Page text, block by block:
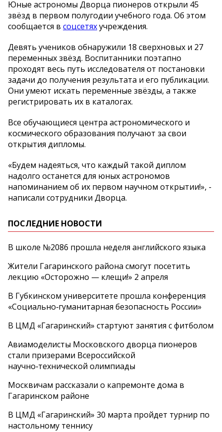
Юные астрономы Дворца пионеров открыли 45
звёзд в первом полугодии учебного года. Об этом
сообщается в соцсетяхучреждения.
Девять учеников обнаружили 18 сверхновых и 27
переменных звёзд. Воспитанники поэтапно
проходят весь путь исследователя от постановки
задачи до получения результата и его публикации.
Они умеют искать переменные звёзды, а также
регистрировать их в каталогах.
Все обучающиеся центра астрономического и
космического образования получают за свои
открытия дипломы.
«Будем надеяться, что каждый такой диплом
надолго останется для юных астрономов
напоминанием об их первом научном открытии!», -
написали сотрудники Дворца.
ПОСЛЕДНИЕ НОВОСТИ
В школе №2086 прошла неделя английского языка
Жители Гагаринского района смогут посетить
лекцию «Осторожно — клещи!» 2 апреля
В Губкинском университете прошла конференция
«Социально‑гуманитарная безопасность России»
В ЦМД «Гагаринский» стартуют занятия с фитболом
Авиамоделисты Московского дворца пионеров
стали призерами Всероссийской
научно‑технической олимпиады
Москвичам рассказали о капремонте дома в
Гагаринском районе
В ЦМД «Гагаринский» 30 марта пройдет турнир по
настольному теннису